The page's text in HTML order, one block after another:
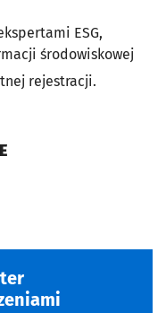
ESG,
środowiskowej
rejestracji.